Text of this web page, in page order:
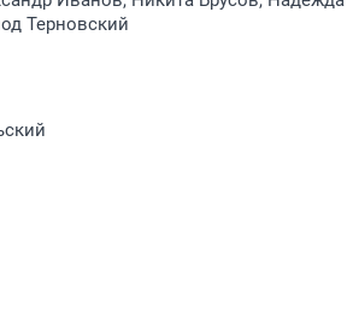
Терновский